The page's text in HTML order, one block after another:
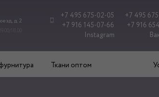
д. 2
+7 495 675-02-05
+7 495
+7 916 145-07-66
+7 916
Instagram
Ткани оптом